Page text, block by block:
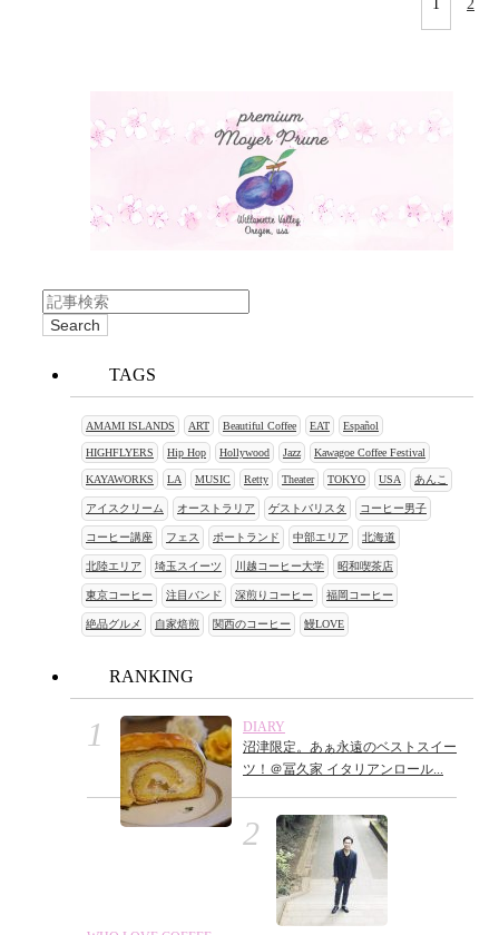
2
TAGS
AMAMI ISLANDS ART Beautiful Coffee EAT Español
HIGHFLYERS Hip Hop Hollywood Jazz Kawagoe Coffee Festival
KAYAWORKS LA MUSIC Retty Theater TOKYO USA あんこ
アイスクリーム オーストラリア ゲストバリスタ コーヒー男子
コーヒー講座 フェス ポートランド 中部エリア 北海道
北陸エリア 埼玉スイーツ 川越コーヒー大学 昭和喫茶店
東京コーヒー 注目バンド 深煎りコーヒー 福岡コーヒー
絶品グルメ 自家焙煎 関西のコーヒー 鰻LOVE
RANKING
DIARY
沼津限定。あぁ永遠のベストスイー
ツ！＠冨久家 イタリアンロール...